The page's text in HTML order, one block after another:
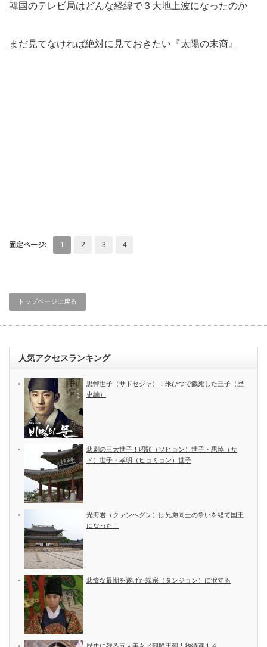
韓国のテレビ局はどんな経緯で３大地上波になったのか
まだ見てなければ絶対に見ておきたい『太陽の末裔』
固定ページ: 1 2 3 4
トップページに戻る
人気アクセスランキング
思悼世子（サドセジャ）！米びつで餓死した王子（歴
史編）
悲劇の三大世子！昭顕（ソヒョン）世子・思悼（サ
ド）世子・孝明（ヒョミョン）世子
光海君（クァンヘグン）は兄弟同士の争いを経て国王
になった！
悲惨な最期を遂げた端宗（タンジョン）に涙する